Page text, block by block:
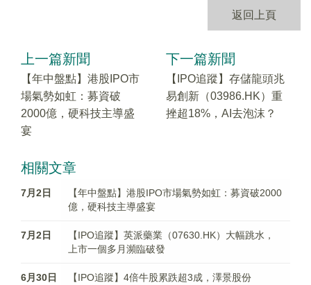
返回上頁
上一篇新聞
【年中盤點】港股IPO市
場氣勢如虹：募資破
2000億，硬科技主導盛
宴
下一篇新聞
【IPO追蹤】存儲龍頭兆
易創新（03986.HK）重
挫超18%，AI去泡沫？
相關文章
7月2日
【年中盤點】港股IPO市場氣勢如虹：募資破2000
億，硬科技主導盛宴
7月2日
【IPO追蹤】英派藥業（07630.HK）大幅跳水，
上市一個多月瀕臨破發
6月30日
【IPO追蹤】4倍牛股累跌超3成，澤景股份